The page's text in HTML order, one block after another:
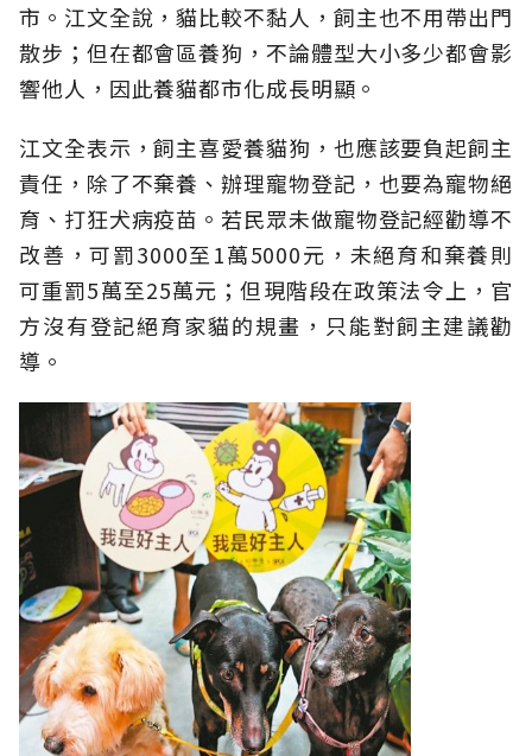
市。江文全說，貓比較不黏人，飼主也不用帶出門
散步；但在都會區養狗，不論體型大小多少都會影
響他人，因此養貓都市化成長明顯。
江文全表示，飼主喜愛養貓狗，也應該要負起飼主
責任，除了不棄養、辦理寵物登記，也要為寵物絕
育、打狂犬病疫苗。若民眾未做寵物登記經勸導不
改善，可罰3000至1萬5000元，未絕育和棄養則
可重罰5萬至25萬元；但現階段在政策法令上，官
方沒有登記絕育家貓的規畫，只能對飼主建議勸
導。